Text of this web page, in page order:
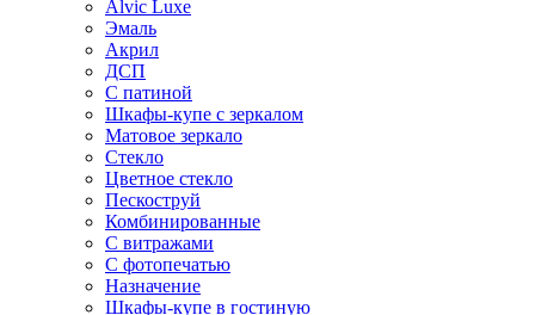
Alvic Luxe
Эмаль
Акрил
ДСП
С патиной
Шкафы-купе с зеркалом
Матовое зеркало
Стекло
Цветное стекло
Пескоструй
Комбинированные
С витражами
С фотопечатью
Назначение
Шкафы-купе в гостиную